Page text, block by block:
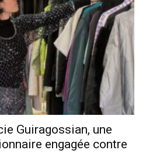
Guiragossian, une
engagée contre